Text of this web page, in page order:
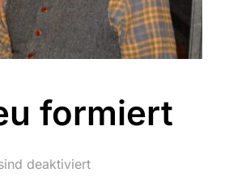
formiert
deaktiviert